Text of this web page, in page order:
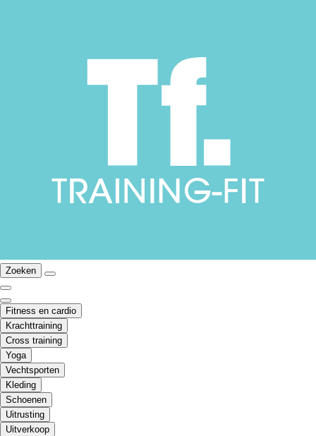
Zoeken
Fitness en cardio
Krachttraining
Cross training
Yoga
Vechtsporten
Kleding
Schoenen
Uitrusting
Uitverkoop